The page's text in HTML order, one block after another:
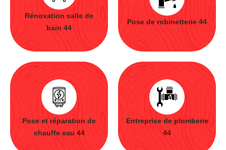
Rénovation salle de
bain 44
Pose de robinetterie 44
Pose et réparation de
chauffe eau 44
Entreprise de plomberie
44